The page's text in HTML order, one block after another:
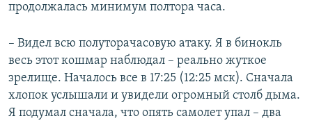
продолжалась минимум полтора часа.
– Видел всю полуторачасовую атаку. Я в бинокль
весь этот кошмар наблюдал – реально жуткое
зрелище. Началось все в 17:25 (12:25 мск). Сначала
хлопок услышали и увидели огромный столб дыма.
Я подумал сначала, что опять самолет упал – два